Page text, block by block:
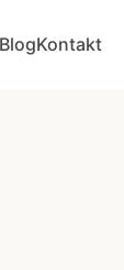
BlogKontakt